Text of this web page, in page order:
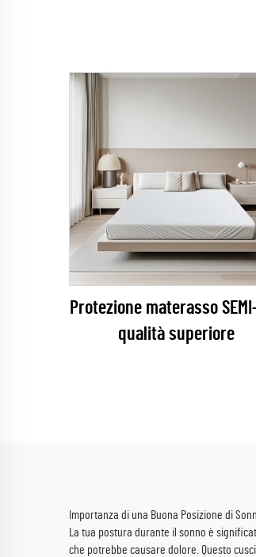
Protezione materasso
qualità superiore
Importanza di una Buona Posizione di
La tua postura durante il sonno è
che potrebbe causare dolore. Questo